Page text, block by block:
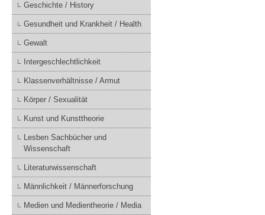
Geschichte / History
Gesundheit und Krankheit / Health
Gewalt
Intergeschlechtlichkeit
Klassenverhältnisse / Armut
Körper / Sexualität
Kunst und Kunsttheorie
Lesben Sachbücher und
Wissenschaft
Literaturwissenschaft
Männlichkeit / Männerforschung
Medien und Medientheorie / Media